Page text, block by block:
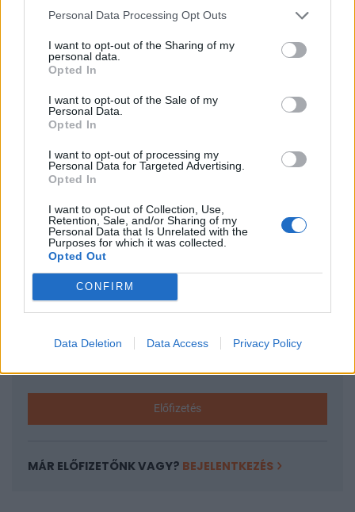
Personal Data Processing Opt Outs
I want to opt-out of the Sharing of my
personal data.
Opted In
I want to opt-out of the Sale of my
Personal Data.
Opted In
I want to opt-out of processing my
Personal Data for Targeted Advertising.
Opted In
I want to opt-out of Collection, Use,
Retention, Sale, and/or Sharing of my
Personal Data that Is Unrelated with the
Purposes for which it was collected.
Opted Out
CONFIRM
Data Deletion Data Access Privacy Policy
Békekeret feltöltését.
Véleménye szerint a hétvégi események arra engednek
következtetni, hogy az orosz állam és Vlagyimir Putyin
mondta, a helyzet új kockázatokat vetít előre: a politikai
instabilitást egy nukleáris nagyhatalom területén. Újságírói
fegyveres csoport lázadása "belügy"...
KEDVES OLVASÓNK!
A keresett cikk a portfolio.hu hírarchívumához
tartozik, melynek olvasása előfizetéses
regisztrációhoz kötött.
Az előfizetés a következőket tartalmazza:
Kötéslisták: BÉT elmúlt 2 év napon belüli
Előfizetés
MÁR ELŐFIZETŐNK VAGY? BEJELENTKEZÉS